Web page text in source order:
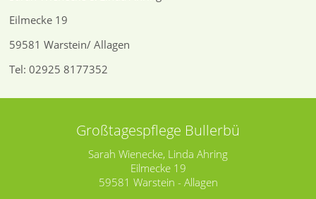
Eilmecke 19
59581 Warstein/ Allagen
Tel: 02925 8177352
Großtagespflege Bullerbü
Sarah Wienecke, Linda Ahring
Eilmecke 19
59581 Warstein - Allagen